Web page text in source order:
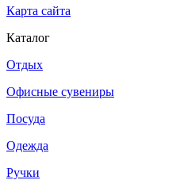
Карта сайта
Каталог
Отдых
Офисные сувениры
Посуда
Одежда
Ручки